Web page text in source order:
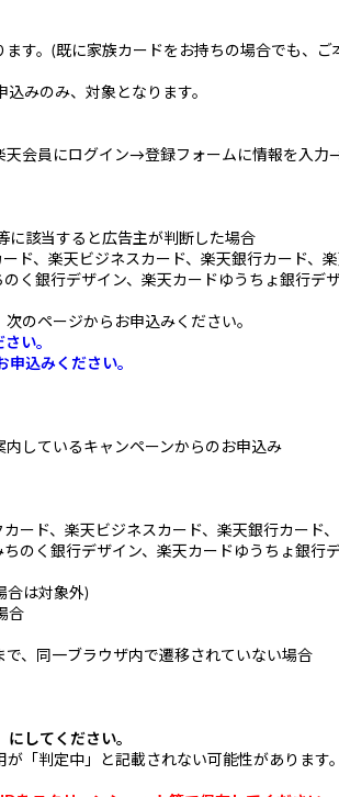
す。(既に家族カードをお持ちの場合でも、
みのみ、対象となります。
会員にログイン→登録フォームに情報を入
に該当すると広告主が判断した場合
ド、楽天ビジネスカード、楽天銀行カード、
く銀行デザイン、楽天カードゆうちょ銀行デ
のページからお申込みください。
い。
申込みください。
しているキャンペーンからのお申込み
ード、楽天ビジネスカード、楽天銀行カード
のく銀行デザイン、楽天カードゆうちょ銀行
合は対象外)
合
、同一ブラウザ内で遷移されていない場合
してください。
「判定中」と記載されない可能性があります